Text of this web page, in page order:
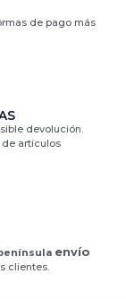
de pago más
devolución.
artículos
envío
clientes.